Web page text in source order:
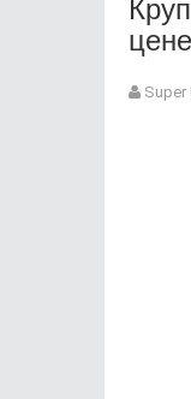
Super